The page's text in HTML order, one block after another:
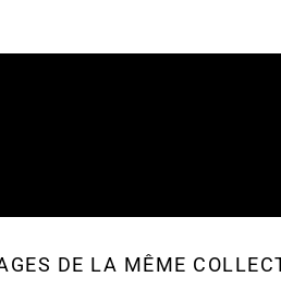
DE LA MÊME